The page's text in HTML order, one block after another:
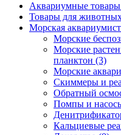
Аквариумные
Товары для
Морская
Морские
Морские
планктон (3)
Морские
Скиммеры и
Обратный
Помпы и
Кальциевые